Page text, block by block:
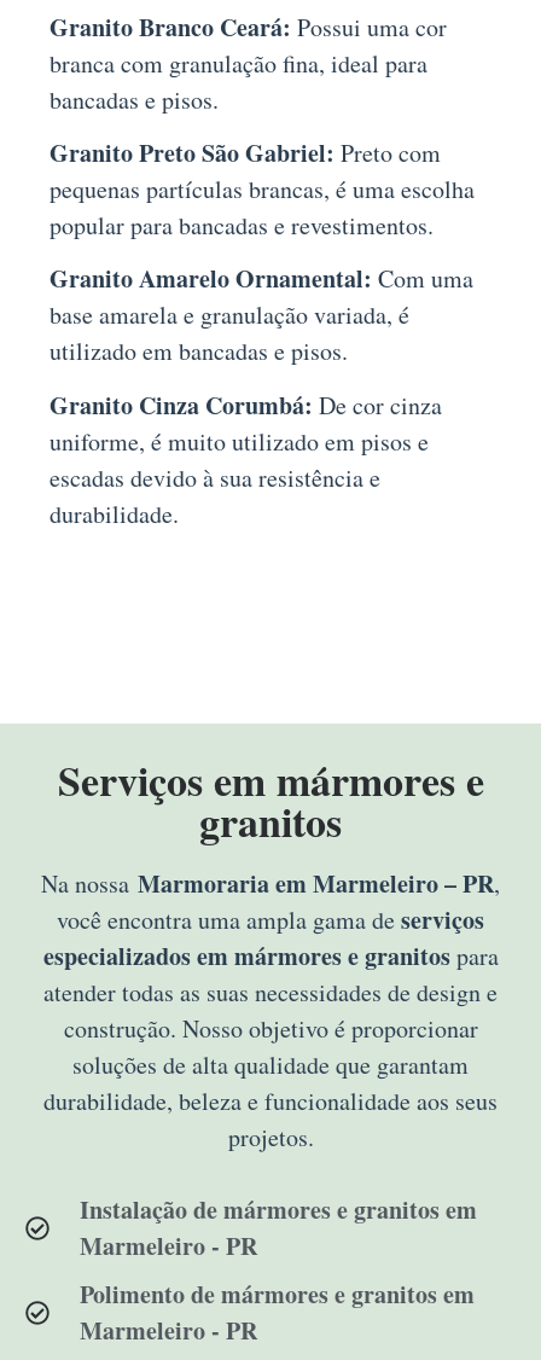
Granito Branco Ceará: Possui uma cor
branca com granulação fina, ideal para
bancadas e pisos.
Granito Preto São Gabriel: Preto com
pequenas partículas brancas, é uma escolha
popular para bancadas e revestimentos.
Granito Amarelo Ornamental: Com uma
base amarela e granulação variada, é
utilizado em bancadas e pisos.
Granito Cinza Corumbá: De cor cinza
uniforme, é muito utilizado em pisos e
escadas devido à sua resistência e
durabilidade.
Serviços em mármores e
granitos
Na nossa Marmoraria em Marmeleiro – PR,
você encontra uma ampla gama de serviços
especializados em mármores e granitospara
atender todas as suas necessidades de design e
construção. Nosso objetivo é proporcionar
soluções de alta qualidade que garantam
durabilidade, beleza e funcionalidade aos seus
projetos.
Instalação de mármores e granitos em
Marmeleiro - PR
Polimento de mármores e granitos em
Marmeleiro - PR